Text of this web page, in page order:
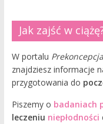
Jak zajść w
W portalu
znajdziesz informacje
przygotowania do
Piszemy o badaniach
leczeniu niepłodności